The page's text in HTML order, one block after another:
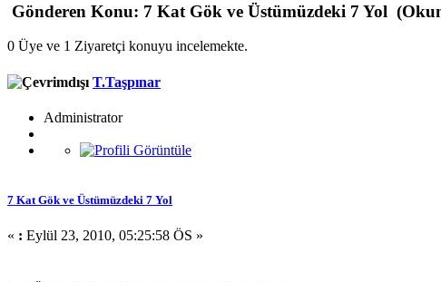
Gönderen Konu: 7 Kat Gök ve Üstümüzdeki 7 Yol
0 Üye ve 1 Ziyaretçi konuyu incelemekte.
T.Taşpınar
Administrator
7 Kat Gök ve Üstümüzdeki 7 Yol
« : Eylül 23, 2010, 05:25:58 ÖS »